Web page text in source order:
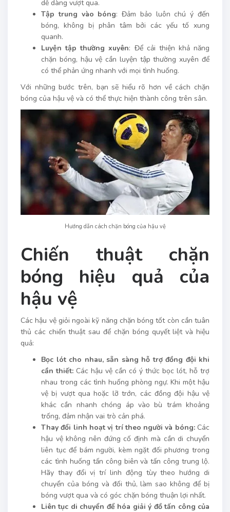
dễ dàng vượt qua.
Tập trung vào bóng: Đảm bảo luôn chú ý đến
bóng, không bị phân tâm bởi các yếu tố xung
quanh.
Luyện tập thường xuyên: Để cải thiện khả năng
chặn bóng, hậu vệ cần luyện tập thường xuyên để
có thể phản ứng nhanh với mọi tình huống.
Với những bước trên, bạn sẽ hiểu rõ hơn về cách chặn
bóng của hậu vệ và có thể thực hiện thành công trên sân.
Hướng dẫn cách chặn bóng của hậu vệ
Chiến thuật chặn
bóng hiệu quả của
hậu vệ
Các hậu vệ giỏi ngoài kỹ năng chặn bóng tốt còn cần tuân
thủ các chiến thuật sau để chặn bóng quyết liệt và hiệu
quả:
Bọc lót cho nhau, sẵn sàng hỗ trợ đồng đội khi
cần thiết: Các hậu vệ cần có ý thức bọc lót, hỗ trợ
nhau trong các tình huống phòng ngự. Khi một hậu
vệ bị vượt qua hoặc lỡ trớn, các đồng đội hậu vệ
khác cần nhanh chóng áp vào bù trám khoảng
trống, đảm nhận vai trò cản phá.
Thay đổi linh hoạt vị trí theo người và bóng:Các
hậu vệ không nên đứng cố định mà cần di chuyển
liên tục để bám người, kèm ngặt đối phương trong
các tình huống tấn công biên và tấn công trung lộ.
Hãy thay đổi vị trí linh động tùy theo hướng di
chuyển của bóng và đối thủ, làm sao không để bị
bóng vượt qua và có góc chặn bóng thuận lợi nhất.
Liên tục di chuyển để hóa giải ý đồ tấn công của